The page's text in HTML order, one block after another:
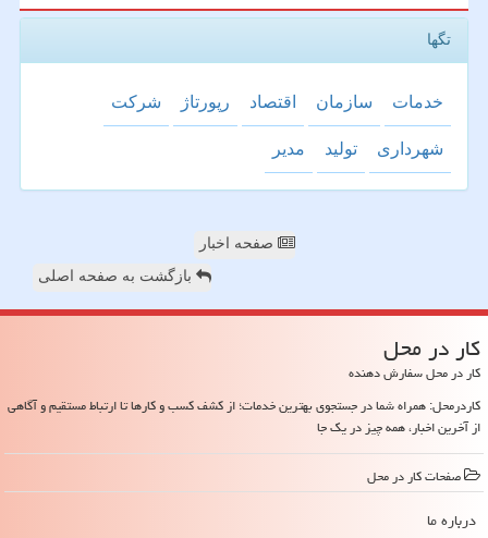
تگها
خدمات سازمان اقتصاد رپورتاژ شركت
شهرداری تولید مدیر
صفحه اخبار
بازگشت به صفحه اصلی
كار در محل
کار در محل سفارش دهنده
کاردرمحل: همراه شما در جستجوی بهترین خدمات؛ از کشف کسب و کارها تا ارتباط مستقیم و آگاهی
از آخرین اخبار، همه چیز در یک جا
صفحات كار در محل
درباره ما